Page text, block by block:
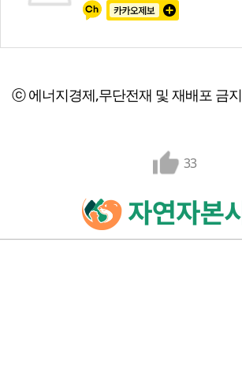
ⓒ 에너지경제,무단전재 및 재배포 금지
33